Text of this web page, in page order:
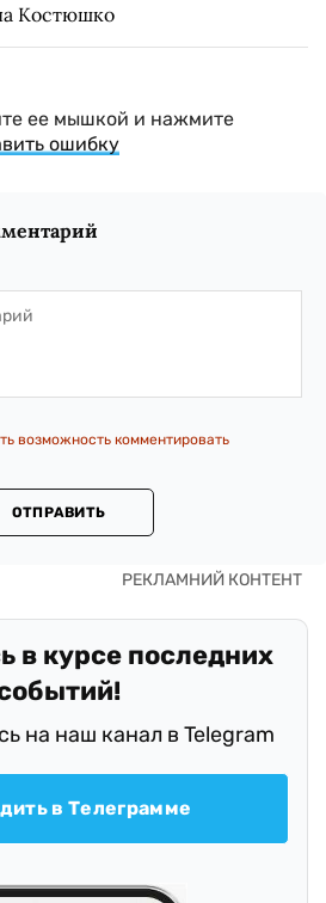
Костюшко
ее мышкой и нажмите
ошибку
возможность комментировать
ОТПРАВИТЬ
в курсе последних
на наш канал в Telegram
в Телеграмме